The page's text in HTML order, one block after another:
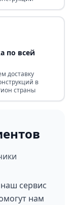
по всей
доставку
в
страны
сервис
нам